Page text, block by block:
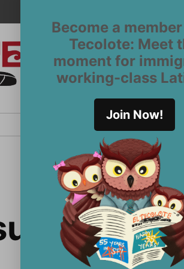
Become a
Tecolote: Meet
moment for
working-class
Join Now!
San
Francisco’s